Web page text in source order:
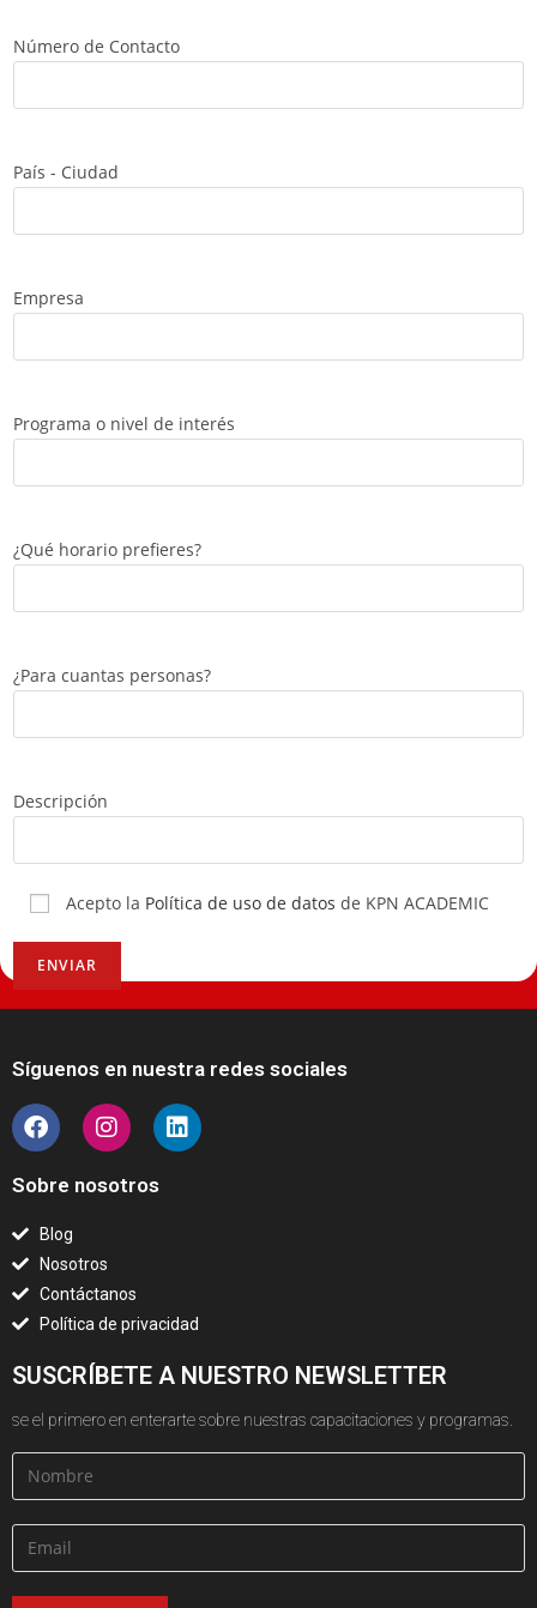
Número de Contacto
País - Ciudad
Empresa
Programa o nivel de interés
¿Qué horario prefieres?
¿Para cuantas personas?
Descripción
Acepto la Política de uso de datos de KPN ACADEMIC
Síguenos en nuestra redes sociales
Sobre nosotros
Blog
Nosotros
Contáctanos
Política de privacidad
SU​SCRÍBETE A NUESTRO NEWSLETTER
se el primero en enterarte sobre nuestras capacitaciones y programas.